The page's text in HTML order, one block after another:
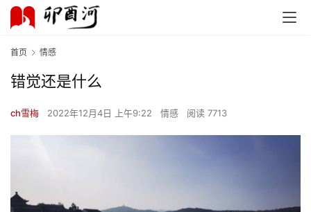
首页 情感
错觉还是什么
ch雪梅 2022年12月4日 上午9:22 情感 阅读 7713